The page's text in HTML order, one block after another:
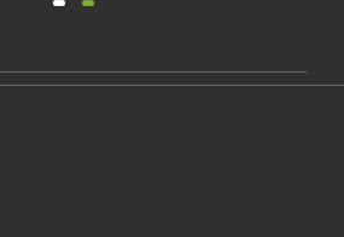
Kustom yang telah